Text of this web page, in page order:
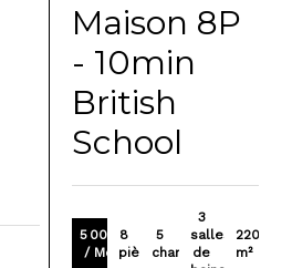
Maison 8P
- 10min
British
School
5 000 €
/ Mois
8
pièces
5
chambres
3
salles
de
220.51
m²